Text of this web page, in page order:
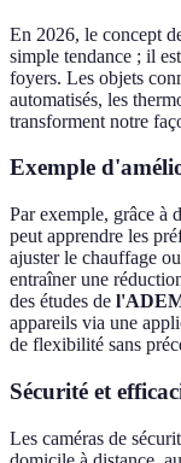
En 2026, le concept
simple tendance ; il
foyers. Les objets
automatisés, les
transforment notre
Exemple
Par exemple, grâce à
peut apprendre les
ajuster le chauffage
entraîner une
des études de
appareils via une
de flexibilité sans
Sécurité et
Les caméras de